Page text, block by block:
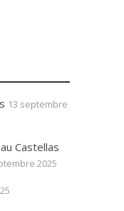
13 septembre
Castellas
2025